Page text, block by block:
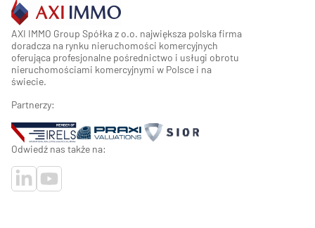
AXI IMMO Group Spółka z o.o. największa polska firma
doradcza na rynku nieruchomości komercyjnych
oferująca profesjonalne pośrednictwo i usługi obrotu
nieruchomościami komercyjnymi w Polsce i na
świecie.
Partnerzy:
Odwiedź nas także na: